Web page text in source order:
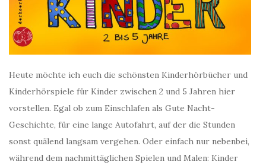
Heute möchte ich euch die schönsten Kinderhörbücher und
Kinderhörspiele für Kinder zwischen 2 und 5 Jahren hier
vorstellen. Egal ob zum Einschlafen als Gute Nacht-
Geschichte, für eine lange Autofahrt, auf der die Stunden
sonst quälend langsam vergehen. Oder einfach nur nebenbei,
während dem nachmittäglichen Spielen und Malen: Kinder